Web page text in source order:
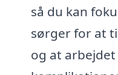
så du kan
sørger for at
og at